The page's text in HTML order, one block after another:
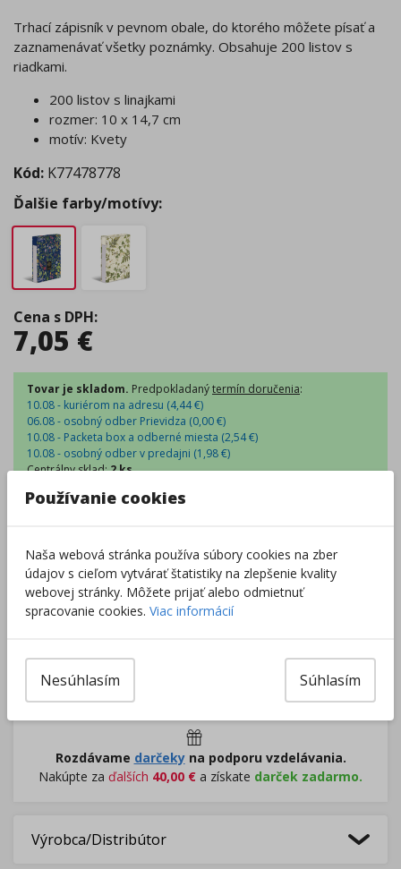
Trhací zápisník v pevnom obale, do ktorého môžete písať a
zaznamenávať všetky poznámky. Obsahuje 200 listov s
riadkami.
200 listov s linajkami
rozmer: 10 x 14,7 cm
motív: Kvety
Kód: K77478778
Ďalšie farby/motívy:
Cena s DPH:
7,05 €
Tovar je skladom. Predpokladanýtermín doručenia:
10.08 - kuriérom na adresu (4,44€)
06.08 - osobný odber Prievidza (0,00€)
10.08 - Packeta box a odberné miesta (2,54€)
10.08 - osobný odber v predajni (1,98€)
Centrálny sklad:2 ks
– +
Do košíka
Pri nákupe za 49.00€
Rozdávame darčeky na podporu vzdelávania.
Nakúpte za ďalších 40,00 € a získate darček zadarmo.
Výrobca/Distribútor
Používanie cookies
Naša webová stránka používa súbory cookies na zber
údajov s cieľom vytvárať štatistiky na zlepšenie kvality
webovej stránky. Môžete prijať alebo odmietnuť
spracovanie cookies. Viac informácií
Súhlasím
Nesúhlasím